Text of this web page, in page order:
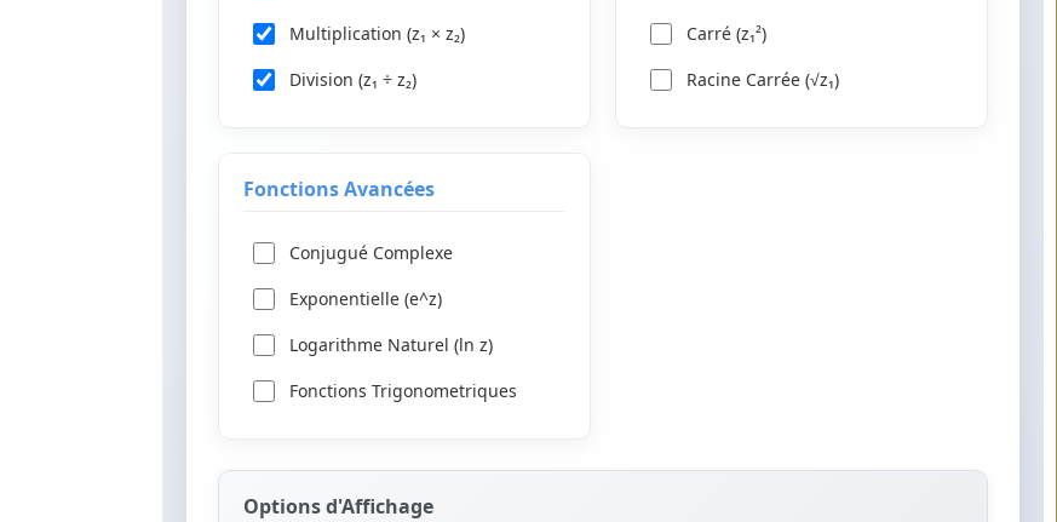
Multiplication (z₁ × z₂)
Division (z₁ ÷ z₂)
Carré (z₁²)
Racine Carrée (√z₁)
Fonctions Avancées
Conjugué Complexe
Exponentielle (e^z)
Logarithme Naturel (ln z)
Fonctions Trigonometriques
Options d'Affichage